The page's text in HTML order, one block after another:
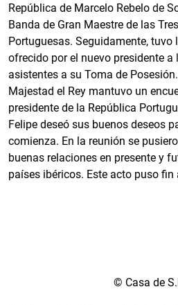
República de Marcelo Rebelo de
Banda de Gran Maestre de las
Portuguesas. Seguidamente, tuvo
ofrecido por el nuevo presidente a
asistentes a su Toma de
Majestad el Rey mantuvo un
presidente de la República
Felipe deseó sus buenos deseos
comienza. En la reunión se
buenas relaciones en presente y
países ibéricos. Este acto puso
© Casa de S.M.